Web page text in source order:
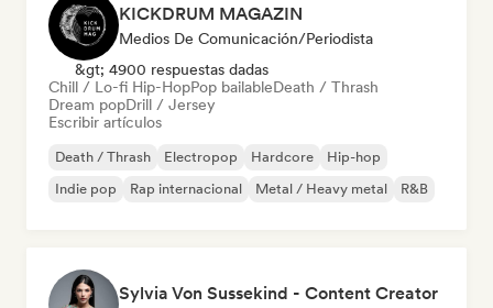
KICKDRUM MAGAZIN
Medios De Comunicación/Periodista
&gt; 4900 respuestas dadas
Chill / Lo-fi Hip-HopPop bailableDeath / Thrash
Dream popDrill / Jersey
Escribir artículos
Death / Thrash Electropop Hardcore
Hip-hop
Indie pop
Rap internacional Metal / Heavy metal R&B
Sylvia Von Sussekind - Content Creator